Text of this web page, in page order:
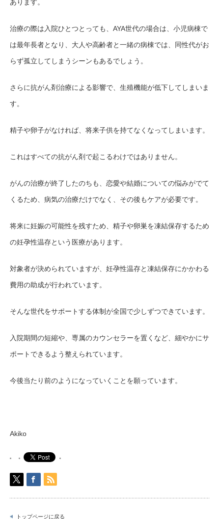
あります。
治療の際は入院ひとつとっても、AYA世代の場合は、小児病棟で
は最年長者となり、大人や高齢者と一緒の病棟では、同性代がお
らず孤立してしまうシーンもあるでしょう。
さらに抗がん剤治療による影響で、生殖機能が低下してしまいま
す。
精子や卵子がなければ、将来子供を持てなくなってしまいます。
これはすべての抗がん剤で起こるわけではありません。
がんの治療が終了したのちも、恋愛や結婚についての悩みがでて
くるため、病気の治療だけでなく、その後もケアが必要です。
将来に妊娠の可能性を残すため、精子や卵巣を凍結保存するため
の妊孕性温存という医療があります。
対象者が決められていますが、妊孕性温存と凍結保存にかかわる
費用の助成が行われています。
そんな世代をサポートする体制が全国で少しずつできています。
入院期間の短縮や、専属のカウンセラーを置くなど、細やかにサ
ポートできるよう整えられています。
今後当たり前のようになっていくことを願っています。
Akiko
トップページに戻る